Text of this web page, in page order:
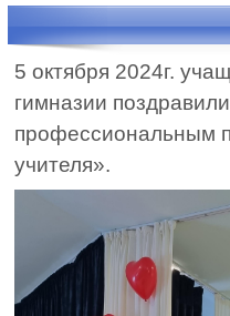
5 октября 2024г.
гимназии
профессиональным
учителя».